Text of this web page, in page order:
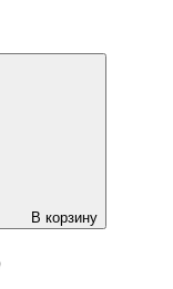
В корзину